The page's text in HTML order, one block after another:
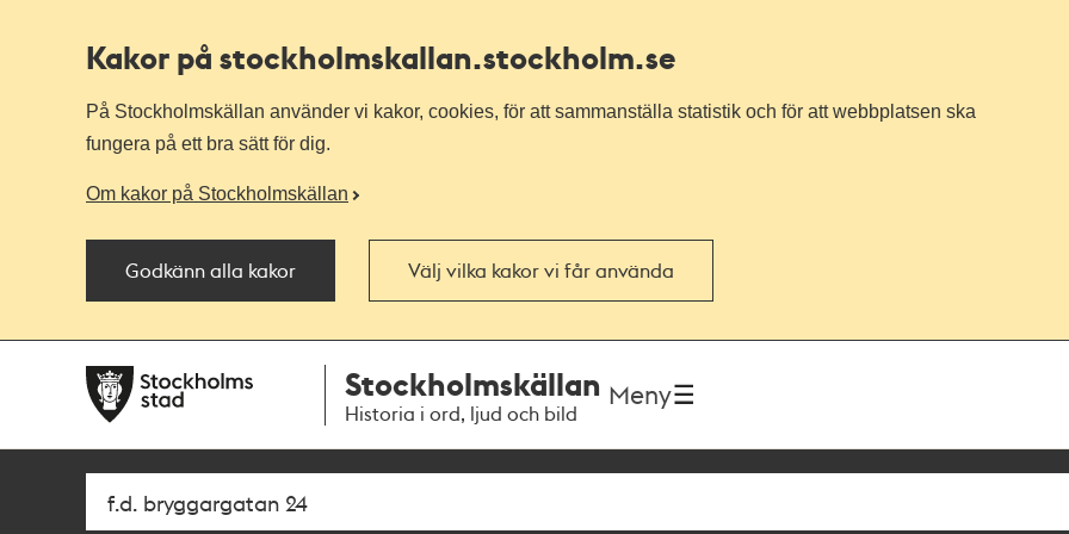
Kakor på stockholmskallan.stockholm.se
På Stockholmskällan använder vi kakor, cookies, för att sammanställa statistik och för att webbplatsen ska
fungera på ett bra sätt för dig.
Om kakor på Stockholmskällan
Godkänn alla kakor Välj vilka kakor vi får använda
navigationen
huvudinnehållet
Stockholmskällan
Historia i ord, ljud och bild
Meny
Sök